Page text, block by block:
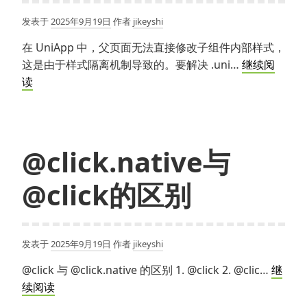
发表于2025年9月19日 作者 jikeyshi
在 UniApp 中，父页面无法直接修改子组件内部样式，
这是由于样式隔离机制导致的。要解决 .uni… 继续阅
读页
改
组
件
内
式
@click.native与
@click的区别
发表于2025年9月19日 作者 jikeyshi
@click 与 @click.native 的区别 1. @click 2. @clic… 继
续阅读@click.native